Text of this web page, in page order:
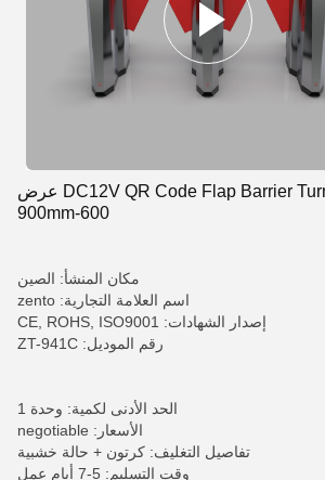
DC12V QR Code Flap Barrier Turnstile Passage عرض
600-900mm
مكان المنشأ: الصين
اسم العلامة التجارية: zento
إصدار الشهادات: CE, ROHS, ISO9001
رقم الموديل: ZT-941C
الحد الأدنى لكمية: وحدة 1
الأسعار: negotiable
تفاصيل التغليف: كرتون + حالة خشبية
وقت التسليم: 5-7 أيام عمل